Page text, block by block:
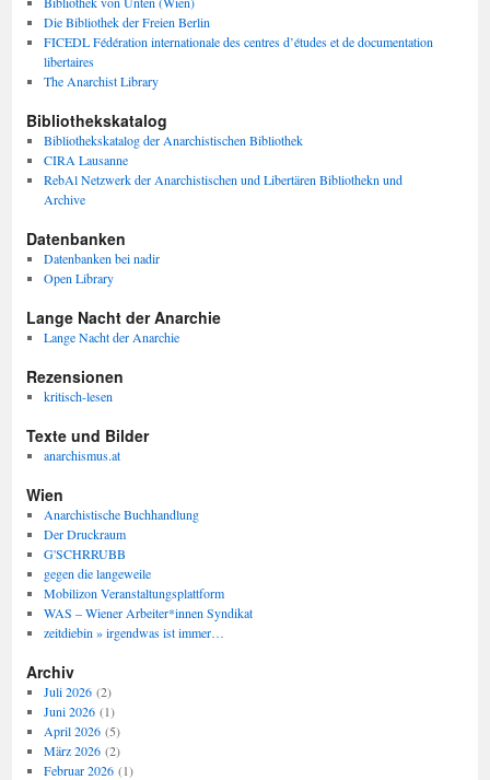
Die Bibliothek der Freien Berlin
FICEDL Fédération internationale des centres d’études et de documentation
libertaires
The Anarchist Library
Bibliothekskatalog
Bibliothekskatalog der Anarchistischen Bibliothek
CIRA Lausanne
RebAl Netzwerk der Anarchistischen und Libertären Bibliothekn und
Archive
Datenbanken
Datenbanken bei nadir
Open Library
Lange Nacht der Anarchie
Lange Nacht der Anarchie
Rezensionen
kritisch-lesen
Texte und Bilder
anarchismus.at
Wien
Anarchistische Buchhandlung
Der Druckraum
G'SCHRRUBB
gegen die langeweile
Mobilizon Veranstaltungsplattform
WAS – Wiener Arbeiter*innen Syndikat
zeitdiebin » irgendwas ist immer…
Archiv
Juli 2026(2)
Juni 2026(1)
April 2026(5)
März 2026(2)
Februar 2026(1)